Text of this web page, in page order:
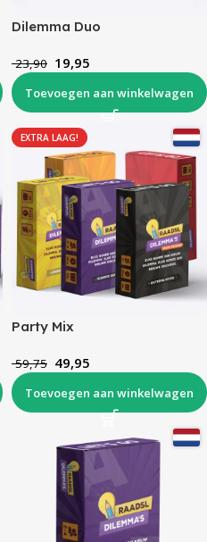
Dilemma Duo
23,90 19,95
Toevoegen aan winkelwagen
EXTRA LAAG!
Party Mix
59,75 49,95
Toevoegen aan winkelwagen